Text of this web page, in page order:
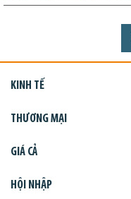
KINH TẾ
THƯƠNG MẠI
GIÁ CẢ
HỘI NHẬP